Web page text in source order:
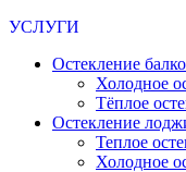
УСЛУГИ
Остекление
Холодное
Тёплое
Остекление
Теплое
Холодное